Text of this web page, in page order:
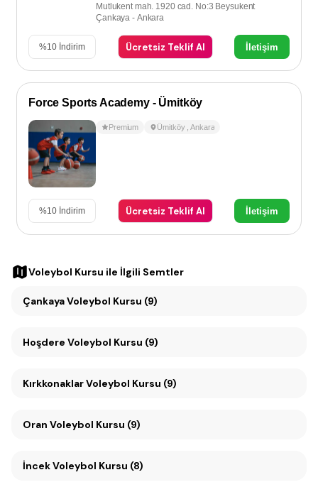
Mutlukent mah. 1920 cad. No:3 Beysukent
Çankaya - Ankara
%10 İndirim Ücretsiz Teklif Al İletişim
Force Sports Academy - Ümitköy
Premium Ümitköy ,Ankara
%10 İndirim Ücretsiz Teklif Al İletişim
Voleybol Kursu ile İlgili Semtler
Çankaya Voleybol Kursu (9)
Hoşdere Voleybol Kursu (9)
Kırkkonaklar Voleybol Kursu (9)
Oran Voleybol Kursu (9)
İncek Voleybol Kursu (8)